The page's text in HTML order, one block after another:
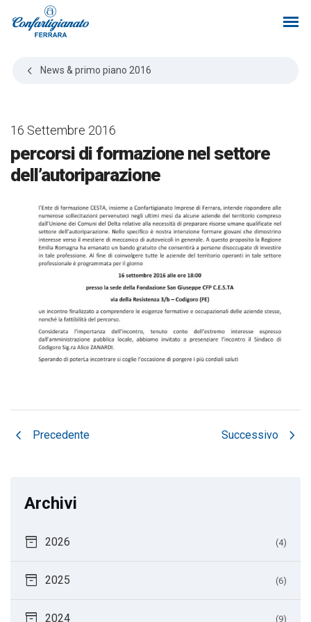
News & primo piano 2016
16 Settembre 2016
percorsi di formazione nel settore
dell’autoriparazione
chevron_left Precedente Successivo chevron_right
Archivi
inventory_2 2026 (4)
inventory_2 2025 (6)
inventory_2 2024 (9)